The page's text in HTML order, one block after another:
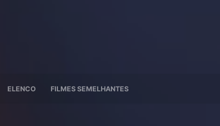
ELENCO FILMES SEMELHANTES